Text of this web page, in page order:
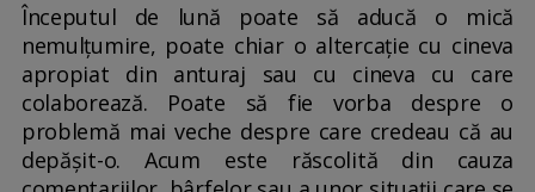
Începutul de lună poate să aducă o mică
nemulțumire, poate chiar o altercație cu cineva
apropiat din anturaj sau cu cineva cu care
colaborează. Poate să fie vorba despre o
problemă mai veche despre care credeau că au
depășit-o. Acum este răscolită din cauza